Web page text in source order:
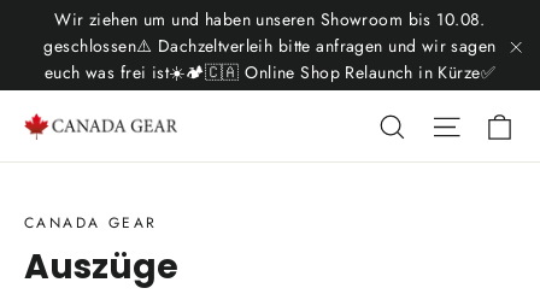
directamente
contenido
Wir ziehen um und haben unseren Showroom bis 10.08.
geschlossen⚠️ Dachzeltverleih bitte anfragen und wir sagen
euch was frei ist☀️🏕️🇨🇦 Online Shop Relaunch in Kürze✅
Buscar
CANADA GEAR
Auszüge